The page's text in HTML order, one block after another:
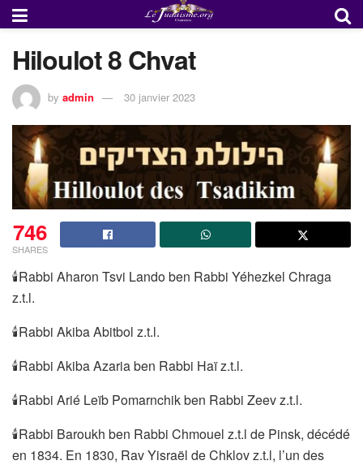
Hiloulot 8 Chvat
by admin 30 janvier 2023
746
SHARES
🕯Rabbi Aharon Tsvi Lando ben Rabbi Yéhezkel Chraga
z.t.l.
🕯Rabbi Akiba Abitbol z.t.l.
🕯Rabbi Akiba Azaria ben Rabbi Haï z.t.l.
🕯Rabbi Arié Leïb Pomarnchik ben Rabbi Zeev z.t.l.
🕯Rabbi Baroukh ben Rabbi Chmouel z.t.l de Pinsk, décédé
en 1834. En 1830, Rav Yisraël de Chklov z.t.l, l’un des